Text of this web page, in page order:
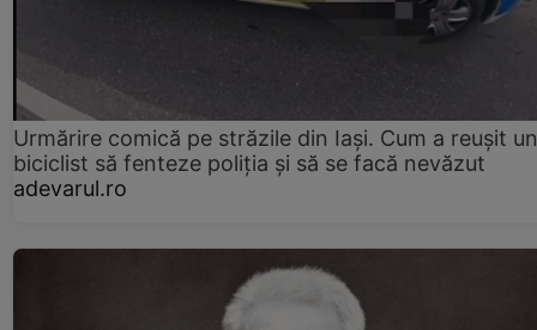
Urmărire comică pe străzile din Iași. Cum a reușit un
biciclist să fenteze poliția și să se facă nevăzut
adevarul.ro